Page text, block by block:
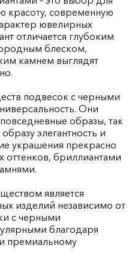
красоту, современную
ювелирных
отличается глубоким
блеском,
камнем выглядят
подвесок с черными
Они
образы, так
элегантность и
украшения прекрасно
оттенков, бриллиантами
является
изделий независимо от
с черными
благодаря
премиальному